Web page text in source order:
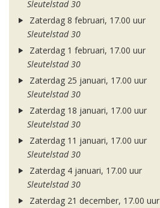
Sleutelstad 30
Zaterdag 8 februari, 17.00 uur
Sleutelstad 30
Zaterdag 1 februari, 17.00 uur
Sleutelstad 30
Zaterdag 25 januari, 17.00 uur
Sleutelstad 30
Zaterdag 18 januari, 17.00 uur
Sleutelstad 30
Zaterdag 11 januari, 17.00 uur
Sleutelstad 30
Zaterdag 4 januari, 17.00 uur
Sleutelstad 30
Zaterdag 21 december, 17.00 uur